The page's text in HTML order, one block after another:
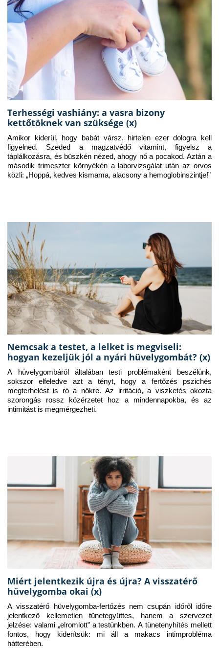
Terhességi vashiány: a vasra bizony
kettőtöknek van szüksége (x)
Amikor kiderül, hogy babát vársz, hirtelen ezer dologra kell
figyelned. Szeded a magzatvédő vitamint, figyelsz a
táplálkozásra, és büszkén nézed, ahogy nő a pocakod. Aztán a
második trimeszter környékén a laborvizsgálat után az orvos
közli: „Hoppá, kedves kismama, alacsony a hemoglobinszintje!”
Nemcsak a testet, a lelket is megviseli:
hogyan kezeljük jól a nyári hüvelygombát? (x)
A hüvelygombáról általában testi problémaként beszélünk,
sokszor elfeledve azt a tényt, hogy a fertőzés pszichés
megterhelést is ró a nőkre. Az irritáció, a viszketés okozta
szorongás rossz közérzetet hoz a mindennapokba, és az
intimitást is megmérgezheti.
Miért jelentkezik újra és újra? A visszatérő
hüvelygomba okai (x)
A visszatérő hüvelygomba-fertőzés nem csupán időről időre
jelentkező kellemetlen tünetegyüttes, hanem a szervezet
jelzése: valami „elromlott” a testünkben. A tünetenyhítés mellett
fontos, hogy kiderítsük: mi áll a makacs intimprobléma
hátterében.